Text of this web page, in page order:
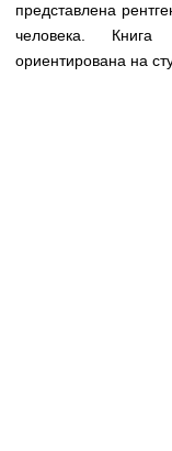
FAQ
представлена
человека. Книга
ориентирована на